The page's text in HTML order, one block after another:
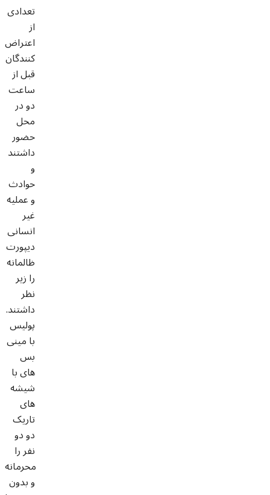
تعدادی
از
اعتراض
کنندگان
قبل از
ساعت
دو در
محل
حضور
داشتند
و
حوادث
و عملیه
غیر
انسانی
دیپورت
ظالمانه
را زیر
نظر
داشتند.
پولیس
با مینی
بس
های با
شیشه
های
تاریک
دو دو
نفر را
محرمانه
و بدون